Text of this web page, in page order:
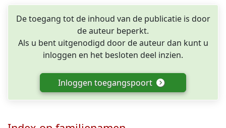
De toegang tot de inhoud van de publicatie is door
de auteur beperkt.
Als u bent uitgenodigd door de auteur dan kunt u
inloggen en het besloten deel inzien.
Inloggen toegangspoort